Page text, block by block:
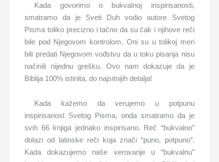
Kada govorimo o bukvalnoj inspirisanosti,
smatramo da je Sveti Duh vodio autore Svetog
Pisma toliko precizno i tačno da su čak i njihove reči
bile pod Njegovom kontrolom. Oni su u tolikoj meri
bili predati Njegovom vođstvu da u toku pisanja nisu
načinili nijednu grešku. Ovo nam dokazuje da je
Biblija 100% istinita, do najsitnijih detalja!
Kada kažemo da verujemo u potpunu
inspirisanost Svetog Pisma, onda smatramo da je
svih 66 knjiga jednako inspirisano. Reč “bukvalno”
dolazi od latinske reči koja znači “puno, potpuno”.
Kada dokazujemo naše verovanje u “bukvalnu”